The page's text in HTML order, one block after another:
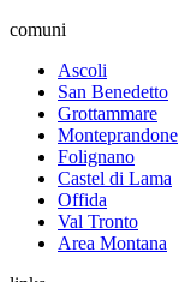
comuni
Ascoli
San Benedetto
Grottammare
Monteprandone
Folignano
Castel di Lama
Offida
Val Tronto
Area Montana